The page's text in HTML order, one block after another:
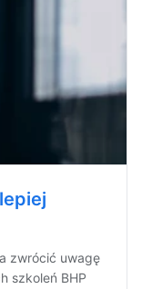
zwrócić uwagę
szkoleń BHP